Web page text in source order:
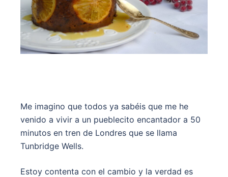
Me imagino que todos ya sabéis que me he
venido a vivir a un pueblecito encantador a 50
minutos en tren de Londres que se llama
Tunbridge Wells.
Estoy contenta con el cambio y la verdad es